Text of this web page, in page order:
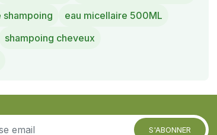
shampoing
eau micellaire 500ML
shampoing cheveux
S'ABONNER